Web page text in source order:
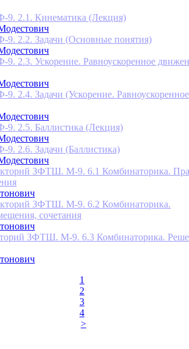
2.1. Кинематика (Лекция)
2.2. Задачи (Основные понятия)
2.3. Ускорение. Равноускоренное
2.4. Задачи (Ускорение. Равноускоренное
2.5. Баллистика (Лекция)
2.6. Задачи (Баллистика)
ЗФТШ. М-9. 6.1 Комбинаторика.
ЗФТШ. М-9. 6.2 Комбинаторика.
сочетания
ЗФТШ. М-9. 6.3 Комбинаторика.
1
2
3
4
>